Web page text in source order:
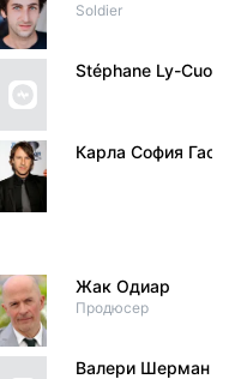
Soldier
Stéphane Ly-Cuong
Карла София
Жак Одиар
Продюсер
Валери Шерман